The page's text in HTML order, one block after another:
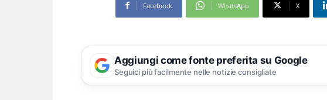
Facebook WhatsApp X
Aggiungi come fonte preferita su Google
Seguici più facilmente nelle notizie consigliate